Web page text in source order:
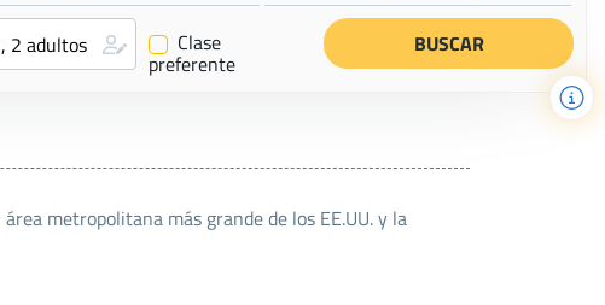
✔ Clase
preferente
metropolitana más grande de los EE.UU. y la